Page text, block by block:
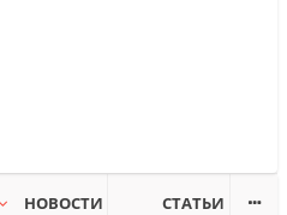
НОВОСТИ СТАТЬИ